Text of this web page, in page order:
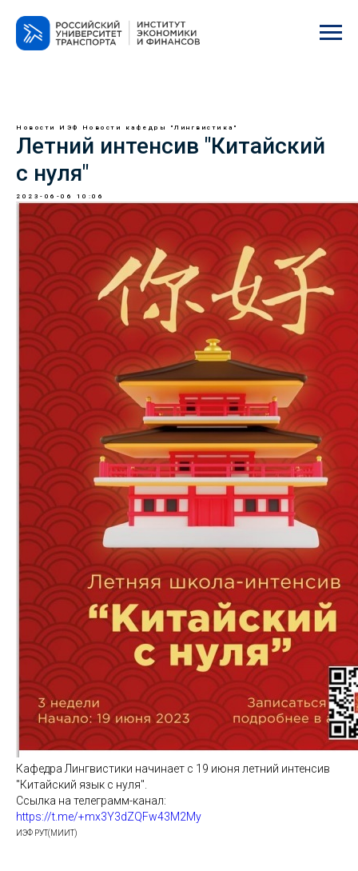
Новости ИЭФ Новости кафедры "Лингвистика"
Летний интенсив "Китайский
с нуля"
2023-06-06 10:06
Кафедра Лингвистики начинает с 19 июня летний интенсив
"Китайский язык с нуля".
Ссылка на телеграмм-канал:
https://t.me/+mx3Y3dZQFw43M2My
ИЭФ РУТ(МИИТ)